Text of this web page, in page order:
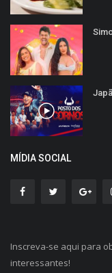
MÍDIA SOCIAL
Inscreva-se aqui para
interessantes!